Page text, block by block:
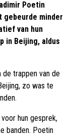
Poetin
gebeurde minder
van hun
in Beijing, aldus
de trappen van de
zo was te
hun gesprek,
banden. Poetin